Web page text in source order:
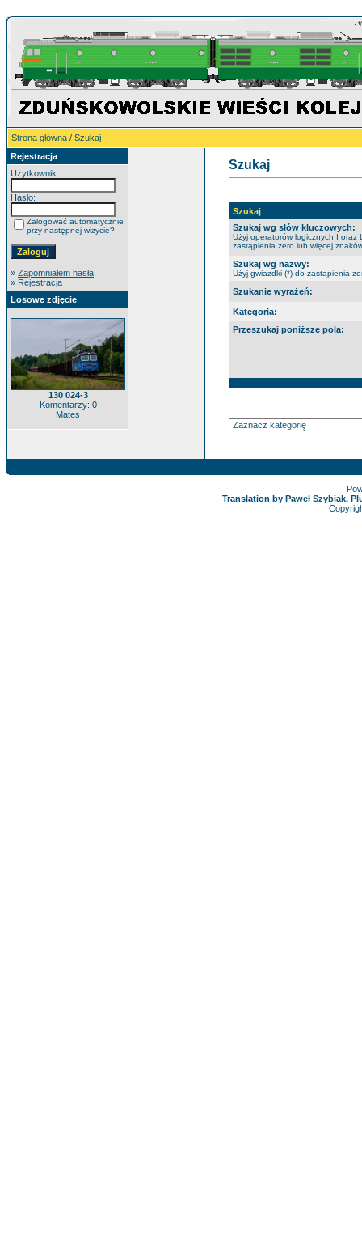
Strona główna / Szukaj
Rejestracja
Użytkownik:
Hasło:
Zalogować automatycznie
przy następnej wizycie?
» Zapomniałem hasła
» Rejestracja
Losowe zdjęcie
130 024-3
Komentarzy: 0
Mates
Szukaj
Szukaj
Szukaj wg słów kluczowych:
Użyj operatorów logicznych I oraz
zastąpienia zero lub więcej
Szukaj wg nazwy:
Użyj gwiazdki (*) do zastąpienia
Szukanie wyrażeń:
Kategoria:
Przeszukaj poniższe pola:
Translation by Paweł Szybiak.